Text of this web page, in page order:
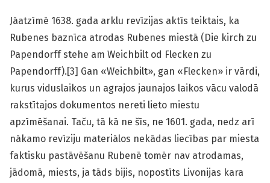
Jāatzīmē 1638. gada arklu revīzijas aktīs teiktais, ka
Rubenes baznīca atrodas Rubenes miestā (Die kirch zu
Papendorff stehe am Weichbilt od Flecken zu
Papendorff).[3] Gan «Weichbilt», gan «Flecken» ir vārdi,
kurus viduslaikos un agrajos jaunajos laikos vācu valodā
rakstītajos dokumentos nereti lieto miestu
apzīmēšanai. Taču, tā kā ne šīs, ne 1601. gada, nedz arī
nākamo revīziju materiālos nekādas liecības par miesta
faktisku pastāvēšanu Rubenē tomēr nav atrodamas,
jādomā, miests, ja tāds bijis, nopostīts Livonijas kara